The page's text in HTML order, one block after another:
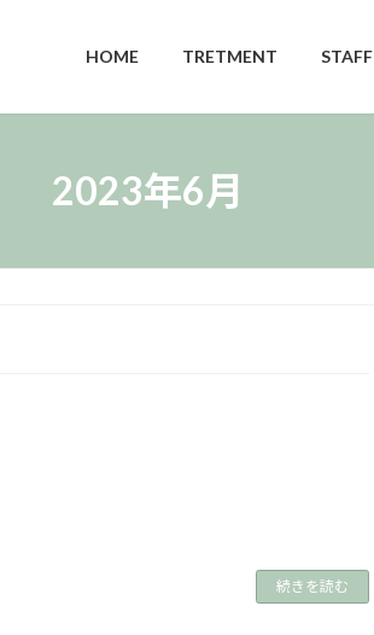
HOME TRETMENT STAFF
2023年6月
続きを読む